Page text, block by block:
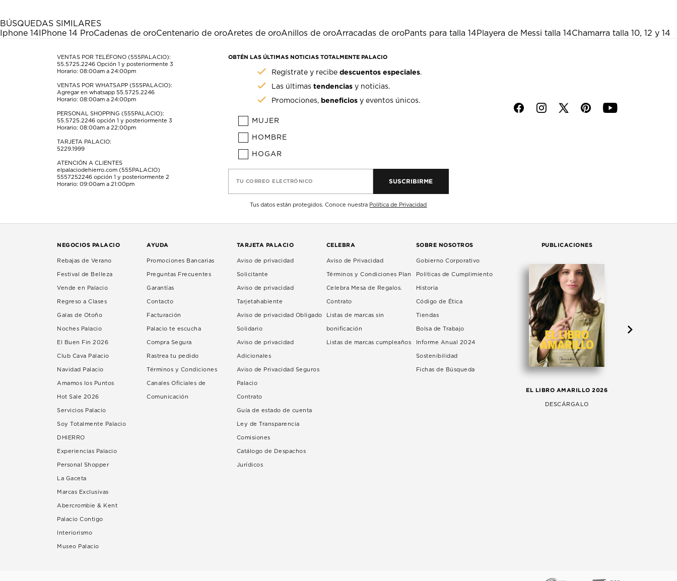
estrella
Esta
acción
formulario
envío.
estrellas.
Esta
acción
el
formulario
envío.
estrellas.
Esta
acción
el
formulario
envío.
estrellas.
Esta
acción
el
formulario
envío.
Esta
acción
el
formulario
envío.
BÚSQUEDAS SIMILARES
Iphone 14 IPhone 14 ProCadenas de oroCentenario de oroAretes de oroAnillos de oroArracadas de oroPants para talla 14Playera de Messi talla 14Chamarra talla 10, 12 y 14
VENTAS POR TELÉFONO (555PALACIO):
55.5725.2246 Opción 1 y posteriormente 3
Horario: 08:00am a 24:00pm
VENTAS POR WHATSAPP (555PALACIO):
Agregar en whatsapp 55.5725.2246
Horario: 08:00am a 24:00pm
PERSONAL SHOPPING (555PALACIO):
55.5725.2246 opción 1 y posteriormente 3
Horario: 08:00am a 22:00pm
TARJETA PALACIO:
5229.1999
ATENCIÓN A CLIENTES
elpalaciodehierro.com (555PALACIO)
5557252246 opción 1 y posteriormente 2
Horario: 09:00am a 21:00pm
OBTÉN LAS ÚLTIMAS NOTICIAS TOTALMENTE PALACIO
Regístrate y recibedescuentos especiales.
Las últimastendencias y noticias.
Promociones, beneficios y eventos únicos.
MUJER
HOMBRE
HOGAR
TU CORREO ELECTRÓNICO SUSCRIBIRME
Tus datos están protegidos. Conoce nuestra Política de Privacidad
f i p y
NEGOCIOS PALACIO
Rebajas de Verano
Festival de Belleza
Vende en Palacio
Regreso a Clases
Galas de Otoño
Noches Palacio
El Buen Fin 2026
Club Cava Palacio
Navidad Palacio
Amamos los Puntos
Hot Sale 2026
Servicios Palacio
Soy Totalmente Palacio
DHIERRO
Experiencias Palacio
Personal Shopper
La Gaceta
Marcas Exclusivas
Abercrombie & Kent
Palacio Contigo
Interiorismo
Museo Palacio
AYUDA
Promociones Bancarias
Preguntas Frecuentes
Garantías
Contacto
Facturación
Palacio te escucha
Compra Segura
Rastrea tu pedido
Términos y Condiciones
Canales Oficiales de
Comunicación
TARJETA PALACIO
Aviso de privacidad
Solicitante
Aviso de privacidad
Tarjetahabiente
Aviso de privacidad Obligado
Solidario
Aviso de privacidad
Adicionales
Aviso de Privacidad Seguros
Palacio
Contrato
Guía de estado de cuenta
Ley de Transparencia
Comisiones
Catálogo de Despachos
Jurídicos
CELEBRA
Aviso de Privacidad
Términos y Condiciones Plan
Celebra Mesa de Regalos.
Contrato
Listas de marcas sin
bonificación
Listas de marcas cumpleaños
SOBRE NOSOTROS
Gobierno Corporativo
Políticas de Cumplimiento
Historia
Código de Ética
Tiendas
Bolsa de Trabajo
Informe Anual 2024
Sostenibilidad
Fichas de Búsqueda
PUBLICACIONES
EL LIBRO AMARILLO 2026
DESCÁRGALO